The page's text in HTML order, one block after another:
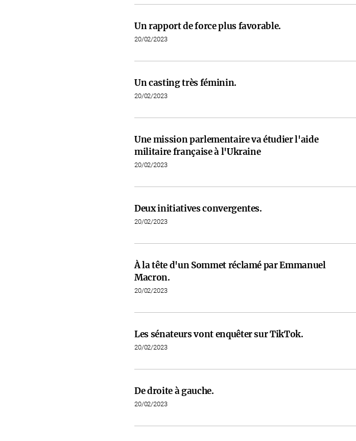
Un rapport de force plus favorable.
20/02/2023
Un casting très féminin.
20/02/2023
Une mission parlementaire va étudier l'aide
militaire française à l'Ukraine
20/02/2023
Deux initiatives convergentes.
20/02/2023
À la tête d'un Sommet réclamé par Emmanuel
Macron.
20/02/2023
Les sénateurs vont enquêter sur TikTok.
20/02/2023
De droite à gauche.
20/02/2023